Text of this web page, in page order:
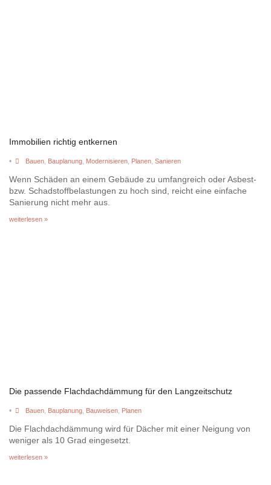
Immobilien richtig entkernen
• Bauen, Bauplanung, Modernisieren, Planen, Sanieren
Wenn Schäden an einem Gebäude zu umfangreich oder Asbest-
bzw. Schadstoffbelastungen zu hoch sind, reicht eine einfache
Sanierung nicht mehr aus.
weiterlesen »
Die passende Flachdachdämmung für den Langzeitschutz
• Bauen, Bauplanung, Bauweisen, Planen
Die Flachdachdämmung wird für Dächer mit einer Neigung von
weniger als 10 Grad eingesetzt.
weiterlesen »